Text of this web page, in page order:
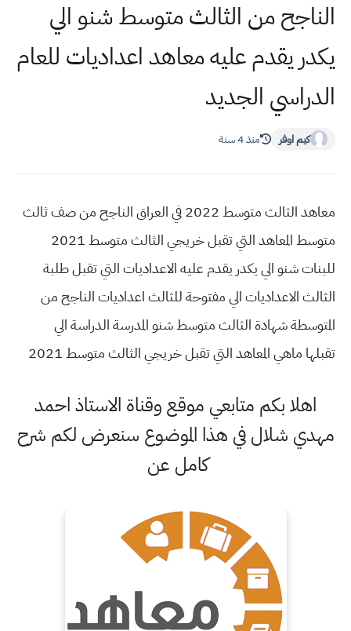
الناجح من الثالث متوسط شنو الي
يكدر يقدم عليه معاهد اعداديات للعام
الدراسي الجديد
كيم اوفر منذ 4 سنة
معاهد الثالث متوسط 2022 في العراق الناجح من صف ثالث
متوسط المعاهد التي تقبل خريجي الثالث متوسط 2021
للبنات شنو الي يكدر يقدم عليه الاعداديات التي تقبل طلبة
الثالث الاعداديات الي مفتوحة للثالث اعداديات الناجح من
المتوسطة شهادة الثالث متوسط شنو المدرسة الدراسة الي
تقبلها ماهي المعاهد التي تقبل خريجي الثالث متوسط 2021
اهلا بكم متابعي موقع وقناة الاستاذ احمد
مهدي شلال في هذا الموضوع سنعرض لكم شرح
كامل عن